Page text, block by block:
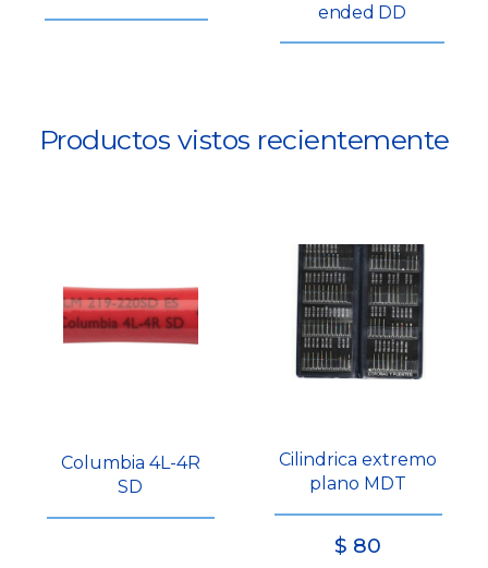
ended DD
Productos vistos recientemente
Columbia 4L-4R
SD
Cilindrica extremo
plano MDT
$ 80